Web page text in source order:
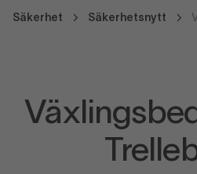
Säkerhet Säkerhetsnytt